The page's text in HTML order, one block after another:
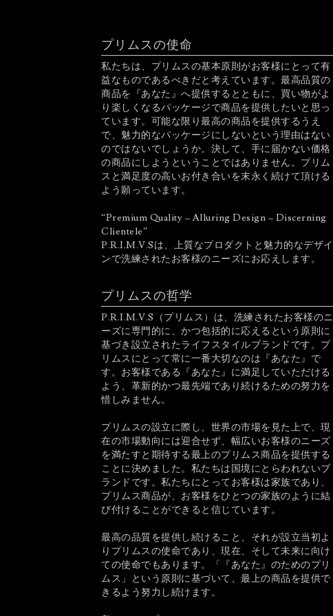
プリムスの使命
私たちは、プリムスの基本原則がお客様にとって有
益なものであるべきだと考えています。最高品質の
商品を『あなた』へ提供するとともに、買い物がよ
り楽しくなるパッケージで商品を提供したいと思っ
ています。可能な限り最高の商品を提供するうえ
で、魅力的なパッケージにしないという理由はない
のではないでしょうか。決して、手に届かない価格
の商品にしようということではありません。プリム
スと満足度の高いお付き合いを末永く続けて頂ける
よう願っています。
“Premium Quality – Alluring Design – Discerning
Clientele”
P.R.I.M.V.Sは、上質なプロダクトと魅力的なデザイ
ンで洗練されたお客様のニーズにお応えします。
プリムスの哲学
P.R.I.M.V.S（プリムス）は、洗練されたお客様のニ
ーズに専門的に、かつ包括的に応えるという原則に
基づき設立されたライフスタイルブランドです。プ
リムスにとって常に一番大切なのは『あなた』で
す。お客様である『あなた』に満足していただける
よう、革新的かつ最先端であり続けるための努力を
惜しみません。
プリムスの設立に際し、世界の市場を見た上で、現
在の市場動向には迎合せず、幅広いお客様のニーズ
を満たすと期待する最上のプリムス商品を提供する
ことに決めました。私たちは国境にとらわれないブ
ランドです。私たちにとってお客様は家族であり、
プリムス商品が、お客様をひとつの家族のように結
び付けることができると信じています。
最高の品質を提供し続けること、それが設立当初よ
りプリムスの使命であり、現在、そして未来に向け
ての使命でもあります。「『あなた』のためのプリ
ムス」という原則に基づいて、最上の商品を提供で
きるよう努力し続けます。